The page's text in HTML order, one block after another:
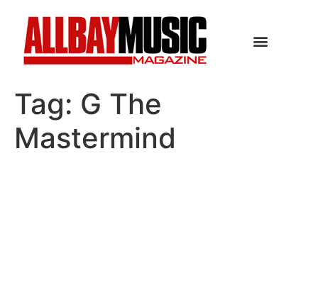
Tag: G The
Mastermind